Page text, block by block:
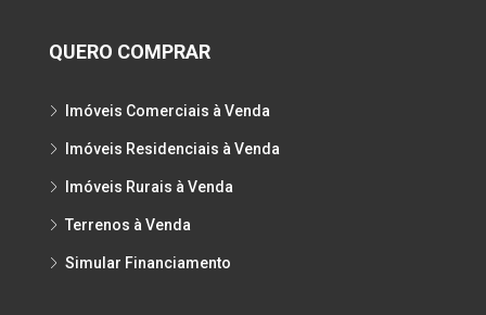
QUERO COMPRAR
Imóveis Comerciais à Venda
Imóveis Residenciais à Venda
Imóveis Rurais à Venda
Terrenos à Venda
Simular Financiamento